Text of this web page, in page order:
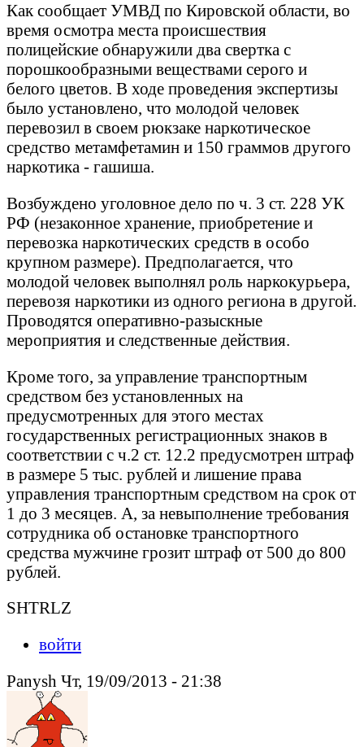
Как сообщает УМВД по Кировской области, во
время осмотра места происшествия
полицейские обнаружили два свертка с
порошкообразными веществами серого и
белого цветов. В ходе проведения экспертизы
было установлено, что молодой человек
перевозил в своем рюкзаке наркотическое
средство метамфетамин и 150 граммов другого
наркотика - гашиша.
Возбуждено уголовное дело по ч. 3 ст. 228 УК
РФ (незаконное хранение, приобретение и
перевозка наркотических средств в особо
крупном размере). Предполагается, что
молодой человек выполнял роль наркокурьера,
перевозя наркотики из одного региона в другой.
Проводятся оперативно-разыскные
мероприятия и следственные действия.
Кроме того, за управление транспортным
средством без установленных на
предусмотренных для этого местах
государственных регистрационных знаков в
соответствии с ч.2 ст. 12.2 предусмотрен штраф
в размере 5 тыс. рублей и лишение права
управления транспортным средством на срок от
1 до 3 месяцев. А, за невыполнение требования
сотрудника об остановке транспортного
средства мужчине грозит штраф от 500 до 800
рублей.
SHTRLZ
войти
Panysh Чт, 19/09/2013 - 21:38